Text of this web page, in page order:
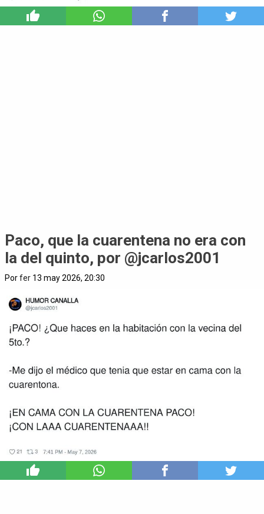
Paco, que la cuarentena no era con
la del quinto, por @jcarlos2001
Porfer 13 may 2026, 20:30